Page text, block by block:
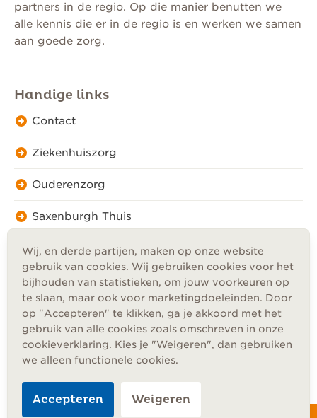
Wij, en derde partijen, maken op onze website
gebruik van cookies. Wij gebruiken cookies voor het
bijhouden van statistieken, om jouw voorkeuren op
te slaan, maar ook voor marketingdoeleinden. Door
op "Accepteren" te klikken, ga je akkoord met het
gebruik van alle cookies zoals omschreven in onze
cookieverklaring. Kies je "Weigeren", dan gebruiken
we alleen functionele cookies.
Accepteren Weigeren
partners in de regio. Op die manier benutten we
alle kennis die er in de regio is en werken we samen
aan goede zorg.
Handige links
Contact
Ziekenhuiszorg
Ouderenzorg
Saxenburgh Thuis
Privacy
Cookies
Disclaimer
Algemene voorwaarden